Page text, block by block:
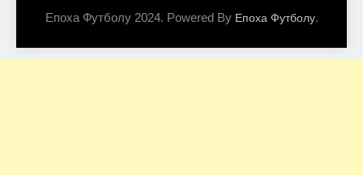
Епоха Футболу 2024. Powered By Епоха Футболу.